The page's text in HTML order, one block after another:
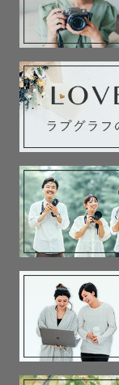
〜ご質問ご相談
お気軽にお問い
みなさまにお会
ます😊